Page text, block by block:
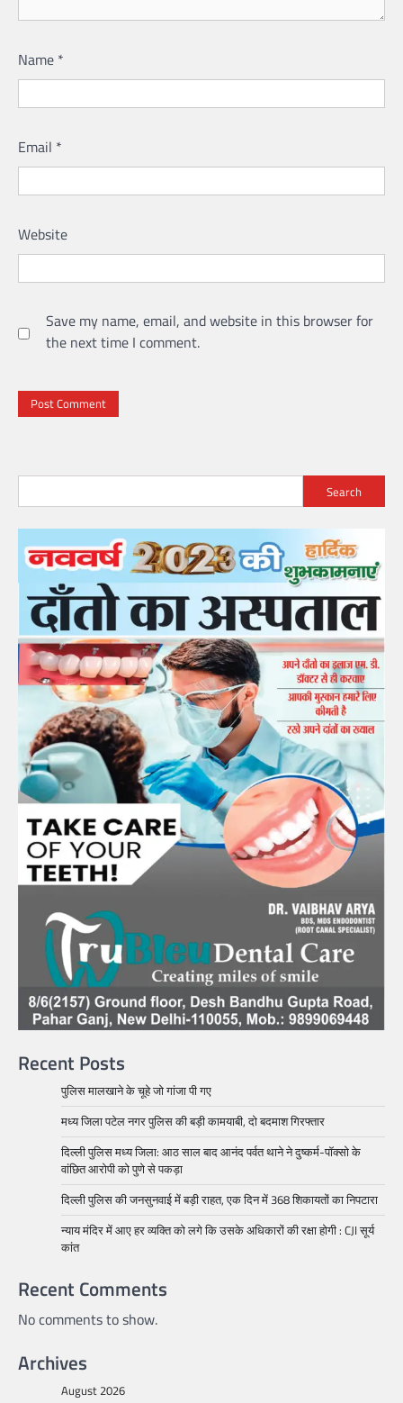
Name *
Email *
Website
Save my name, email, and website in this browser for
the next time I comment.
Search
Recent Posts
पुलिस मालखाने के चूहे जो गांजा पी गए
मध्य जिला पटेल नगर पुलिस की बड़ी कामयाबी, दो बदमाश गिरफ्तार
दिल्ली पुलिस मध्य जिला: आठ साल बाद आनंद पर्वत थाने ने दुष्कर्म-पॉक्सो के
वांछित आरोपी को पुणे से पकड़ा
दिल्ली पुलिस की जनसुनवाई में बड़ी राहत, एक दिन में 368 शिकायतों का निपटारा
न्याय मंदिर में आए हर व्यक्ति को लगे कि उसके अधिकारों की रक्षा होगी : CJI सूर्य
कांत
Recent Comments
No comments to show.
Archives
August 2026